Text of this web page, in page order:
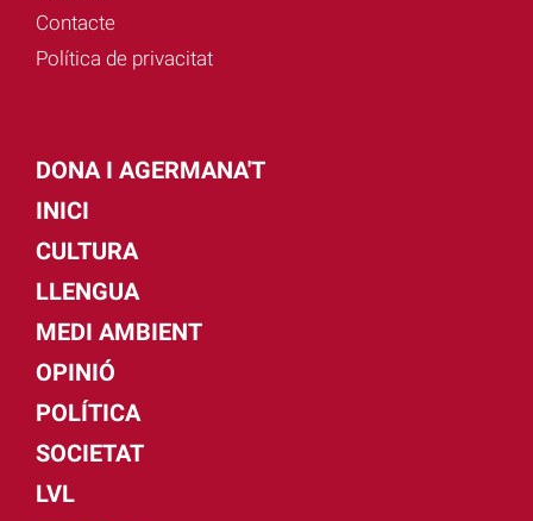
Contacte
Política de privacitat
DONA I AGERMANA'T
INICI
CULTURA
LLENGUA
MEDI AMBIENT
OPINIÓ
POLÍTICA
SOCIETAT
LVL